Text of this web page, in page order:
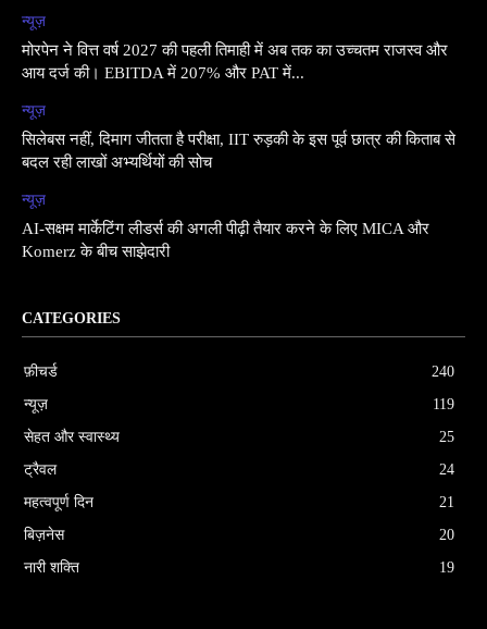
न्यूज़
मोरपेन ने वित्त वर्ष 2027 की पहली तिमाही में अब तक का उच्चतम राजस्व और
आय दर्ज की। EBITDA में 207% और PAT में...
न्यूज़
सिलेबस नहीं, दिमाग जीतता है परीक्षा, IIT रुड़की के इस पूर्व छात्र की किताब से
बदल रही लाखों अभ्यर्थियों की सोच
न्यूज़
AI-सक्षम मार्केटिंग लीडर्स की अगली पीढ़ी तैयार करने के लिए MICA और
Komerz के बीच साझेदारी
CATEGORIES
फ़ीचर्ड
240
न्यूज़
119
सेहत और स्वास्थ्य
25
ट्रैवल
24
महत्वपूर्ण दिन
21
बिज़नेस
20
नारी शक्ति
19